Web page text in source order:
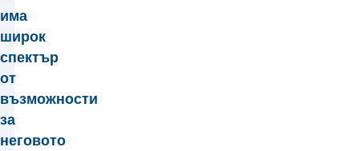
има
широк
спектър
от
възможности
за
неговото